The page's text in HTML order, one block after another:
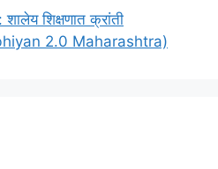
शिक्षणात क्रांती
2.0 Maharashtra)